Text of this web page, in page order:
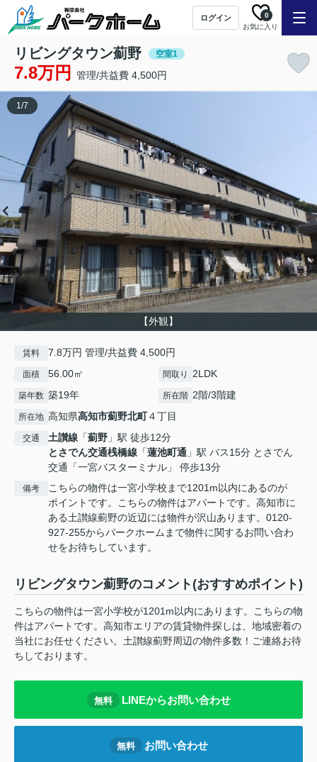
ログイン
お気に入り
0
リビングタウン薊野 空室1
7.8万円 管理/共益費 4,500円
【外観】
1/7
賃料 7.8万円 管理/共益費 4,500円
面積 56.00㎡ 間取り 2LDK
築年数 築19年 所在階 2階/3階建
所在地 高知県高知市薊野北町４丁目
交通 土讃線 「薊野 」駅 徒歩12分
とさでん交通桟橋線 「蓮池町通 」駅 バス15分 とさでん
交通「一宮バスターミナル」 停歩13分
備考
こちらの物件は一宮小学校まで1201m以内にあるのが
ポイントです。こちらの物件はアパートです。高知市に
ある土讃線薊野の近辺には物件が沢山あります。0120-
927-255からパークホームまで物件に関するお問い合わ
せをお待ちしています。
リビングタウン薊野のコメント(おすすめポイント)
こちらの物件は一宮小学校が1201m以内にあります。こちらの物
件はアパートです。高知市エリアの賃貸物件探しは、地域密着の
当社にお任せください。土讃線薊野周辺の物件多数！ご連絡お待
ちしております。
無料 LINEからお問い合わせ
無料 お問い合わせ